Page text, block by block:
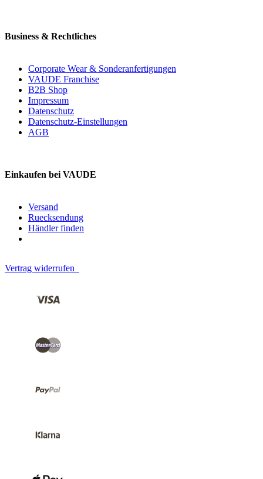
Business & Rechtliches
Corporate Wear & Sonderanfertigungen
VAUDE Franchise
B2B Shop
Impressum
Datenschutz
Datenschutz-Einstellungen
AGB
Einkaufen bei VAUDE
Versand
Ruecksendung
Händler finden
Vertrag widerrufen